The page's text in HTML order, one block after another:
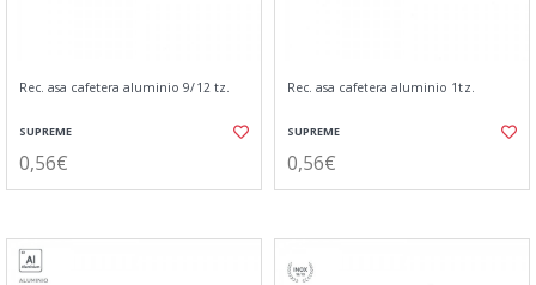
Rec. asa cafetera aluminio 9/12 tz.
SUPREME
0,56€
Rec. asa cafetera aluminio 1tz.
SUPREME
0,56€